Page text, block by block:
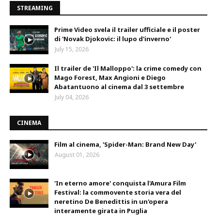
STREAMING
Prime Video svela il trailer ufficiale e il poster
di 'Novak Djokovic: il lupo d'inverno'
July 15, 2026
Il trailer de 'Il Malloppo': la crime comedy con
Mago Forest, Max Angioni e Diego
Abatantuono al cinema dal 3 settembre
July 04, 2026
CINEMA
Film al cinema, 'Spider-Man: Brand New Day'
August 01, 2026
'In eterno amore' conquista l'Amura Film
Festival: la commovente storia vera del
neretino De Benedittis in un'opera
interamente girata in Puglia